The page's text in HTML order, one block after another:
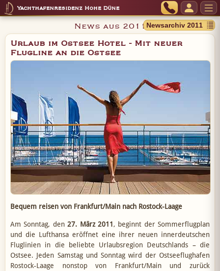
Yachthafenresidenz Hohe Düne
News aus 2011
Urlaub im Ostsee Hotel - Mit neuer
Flugline an die Ostsee
Bequem reisen von Frankfurt/Main nach Rostock-Laage
Am Sonntag, den27. März 2011, beginnt der Sommerflugplan
und die Lufthansa eröffnet eine ihrer neuen innerdeutschen
Fluglinien in die beliebte Urlaubsregion Deutschlands – die
Ostsee. Jeden Samstag und Sonntag wird der Ostseeflughafen
Rostock-Laage nonstop von Frankfurt/Main und zurück